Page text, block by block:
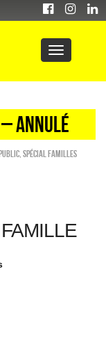
ANNULÉ
Spécial familles